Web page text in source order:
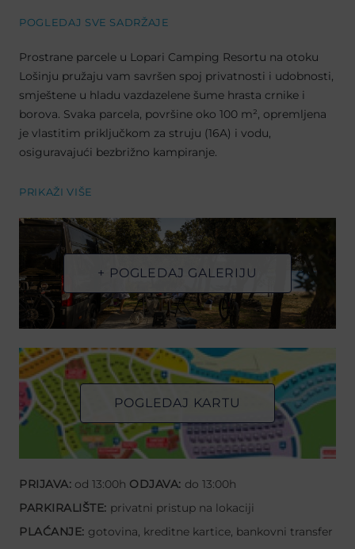
POGLEDAJ SVE SADRŽAJE
Prostrane parcele u Lopari Camping Resortu na otoku
Lošinju pružaju vam savršen spoj privatnosti i udobnosti,
smještene u hladu vazdazelene šume hrasta crnike i
borova. Svaka parcela, površine oko 100 m², opremljena
je vlastitim priključkom za struju (16A) i vodu,
osiguravajući bezbrižno kampiranje.
PRIKAŽI VIŠE
+ POGLEDAJ GALERIJU
POGLEDAJ KARTU
PRIJAVA: od 13:00h ODJAVA: do 13:00h
PARKIRALIŠTE: privatni pristup na lokaciji
PLAĆANJE: gotovina, kreditne kartice, bankovni transfer